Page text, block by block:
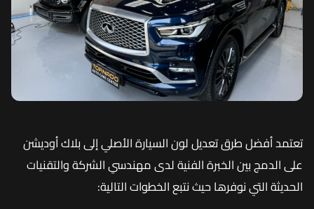
تعتمد أفضل طرق تعديل لون السيارة الأصلي إلى بلاك أوديشن
على الدمج بين الخبرة الفنية لدى مهندسي الشركة والتقنيات
الحديثة التي نوفرها حيث نتبع الخطوات التالية: